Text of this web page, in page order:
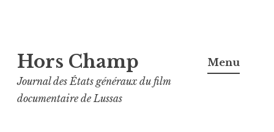
au
contenu
principal
Hors Champ
Journal des États généraux du film
documentaire de Lussas
Menu